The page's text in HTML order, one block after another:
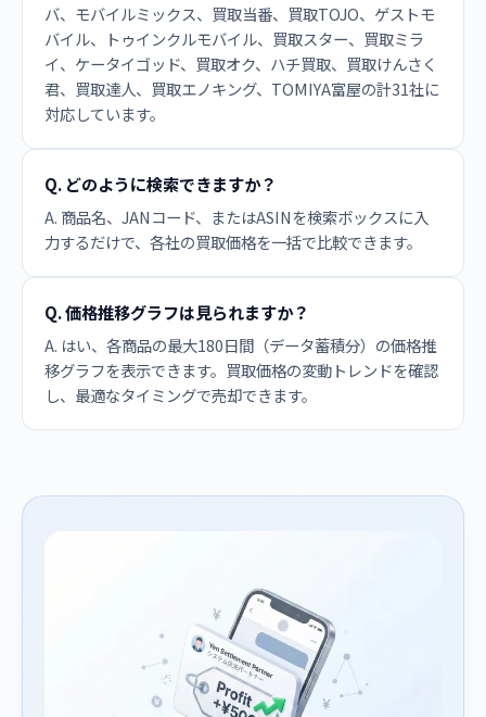
バ、モバイルミックス、買取当番、買取TOJO、ゲストモ
バイル、トゥインクルモバイル、買取スター、買取ミラ
イ、ケータイゴッド、買取オク、ハチ買取、買取けんさく
君、買取達人、買取エノキング、TOMIYA富屋の計31社に
対応しています。
Q. どのように検索できますか？
A. 商品名、JANコード、またはASINを検索ボックスに入
力するだけで、各社の買取価格を一括で比較できます。
Q. 価格推移グラフは見られますか？
A. はい、各商品の最大180日間（データ蓄積分）の価格推
移グラフを表示できます。買取価格の変動トレンドを確認
し、最適なタイミングで売却できます。